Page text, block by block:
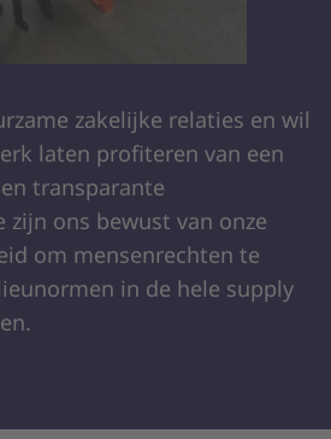
zakelijke relaties en wil
laten profiteren van een
transparante
zijn ons bewust van onze
om mensenrechten te
in de hele supply